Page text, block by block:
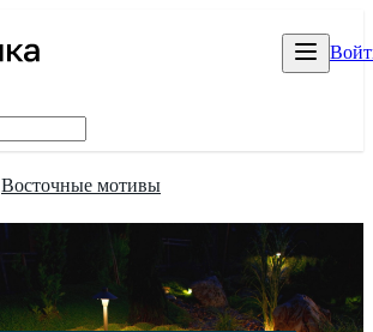
Восточные мотивы